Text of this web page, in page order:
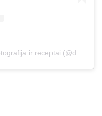
A post shared by Jurga • Maisto fotografija ir receptai (@duonos.ir.zaidimu)